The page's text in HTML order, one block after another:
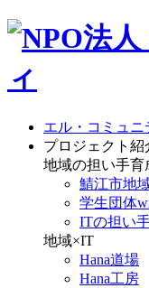
エル・コミュニ
プロジェクト紹
地域の担い手育
鯖江市地
学生団体
ITの担い
地域×IT
Hana道場
Hana工房